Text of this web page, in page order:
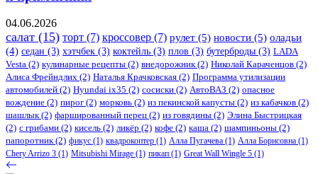
04.06.2026
салат (15) торт (7) кроссовер (7) рулет (5) новости (5) оладьи
(4) седан (3) хэтчбек (3) коктейль (3) плов (3) бутерброды (3) LADA
Vesta (2) кулинарные рецепты (2) внедорожник(2) Николай Караченцов (2)
Алиса Фрейндлих (2) Наталья Крачковская (2) Программа утилизации
автомобилей (2) ​Hyundai ix35 (2) сосиски (2) АвтоВАЗ (2) опасное
вождение (2) пирог (2) морковь (2) из пекинской капусты (2) из кабачков (2)
шашлык(2) фаршированный перец (2) из говядины (2) Элина Быстрицкая
(2) с грибами (2) кисель (2) ликёр (2) кофе (2) каша (2) шампиньоны (2)
папоротник(2) фикус (1) квадрокоптер (1) Алла Пугачева (1) Алла Борисовна (1)
Chery Arrizo 3 (1) Mitsubishi Mirage (1) пикап (1) Great Wall Wingle 5 (1)